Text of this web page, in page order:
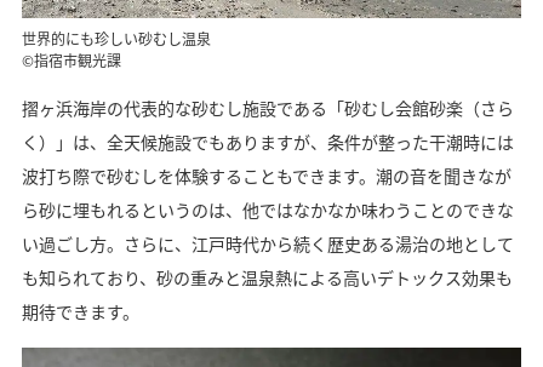
世界的にも珍しい砂むし温泉
©指宿市観光課
摺ヶ浜海岸の代表的な砂むし施設である「砂むし会館砂楽（さら
く）」は、全天候施設でもありますが、条件が整った干潮時には
波打ち際で砂むしを体験することもできます。潮の音を聞きなが
ら砂に埋もれるというのは、他ではなかなか味わうことのできな
い過ごし方。さらに、江戸時代から続く歴史ある湯治の地として
も知られており、砂の重みと温泉熱による高いデトックス効果も
期待できます。